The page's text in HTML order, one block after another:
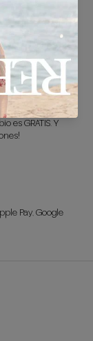
look, así que lo
es GRATIS. Y
Pay, Google